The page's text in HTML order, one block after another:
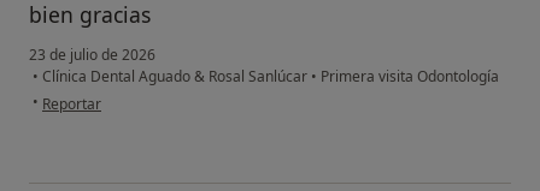
bien gracias
23 de julio de 2026
• Clínica Dental Aguado & Rosal Sanlúcar • Primera visita Odontología
• en opinión del usuario Mari carmen
Reportar